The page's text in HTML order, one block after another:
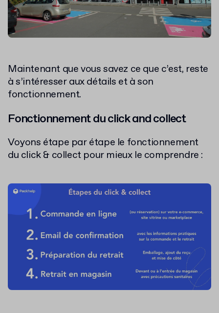
Maintenant que vous savez ce que c’est, reste
à s’intéresser aux détails et à son
fonctionnement.
Fonctionnement du click and collect
Voyons étape par étape le fonctionnement
du click & collect pour mieux le comprendre :